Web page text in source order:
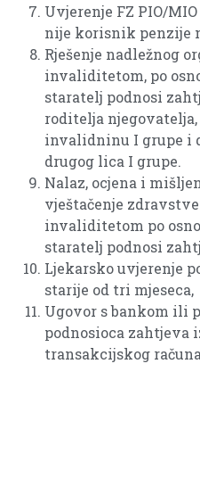
Uvjerenje FZ PIO/
nije korisnik penzije
Rješenje nadležnog
invaliditetom, po
staratelj podnosi
roditelja
invalidninu I grupe i
drugog lica I grupe.
Nalaz, ocjena i
vještačenje
invaliditetom po
staratelj podnosi
Ljekarsko uvjerenje
starije od tri mjeseca,
Ugovor s bankom ili
podnosioca zahtjeva
transakcijskog